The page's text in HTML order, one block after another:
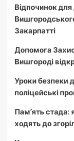
Відпочинок для
Закарпатті
Допомога
Вишгороді
Уроки безпеки
поліцейські
Пам’ять стада:
ходять до